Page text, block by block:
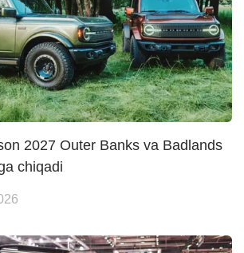
2027 Outer Banks va Badlands
chiqadi